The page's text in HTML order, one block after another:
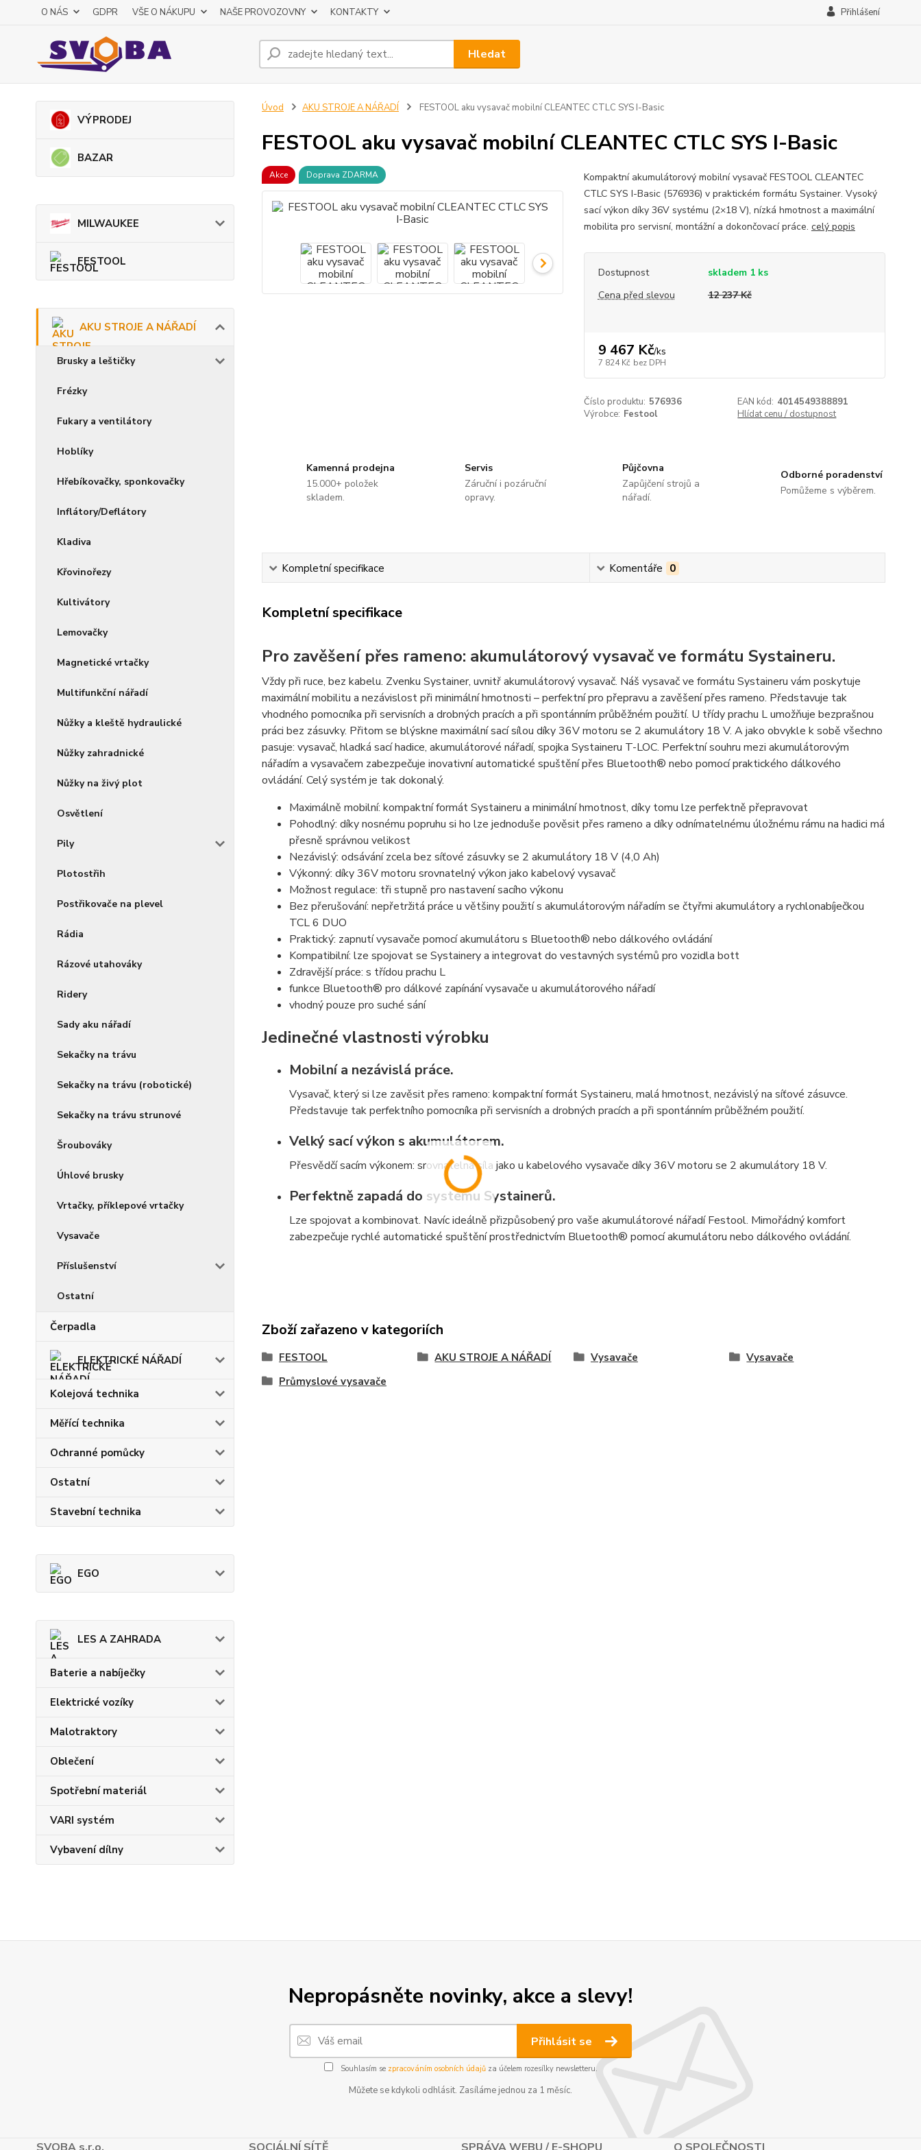
O NÁS GDPR VŠE O NÁKUPU NAŠE PROVOZOVNY KONTAKTY Přihlášení
Hledat
VÝPRODEJ
BAZAR
MILWAUKEE
FESTOOL
AKU STROJE A NÁŘADÍ
Brusky a leštičky
Frézky
Fukary a ventilátory
Hoblíky
Hřebíkovačky, sponkovačky
Inflátory/Deflátory
Kladiva
Křovinořezy
Kultivátory
Lemovačky
Magnetické vrtačky
Multifunkční nářadí
Nůžky a kleště hydraulické
Nůžky zahradnické
Nůžky na živý plot
Osvětlení
Pily
Plotostřih
Postřikovače na plevel
Rádia
Rázové utahováky
Ridery
Sady aku nářadí
Sekačky na trávu
Sekačky na trávu (robotické)
Sekačky na trávu strunové
Šroubováky
Úhlové brusky
Vrtačky, příklepové vrtačky
Vysavače
Příslušenství
Ostatní
Čerpadla
ELEKTRICKÉ NÁŘADÍ
Kolejová technika
Měřící technika
Ochranné pomůcky
Ostatní
Stavební technika
EGO
LES A ZAHRADA
Baterie a nabíječky
Elektrické vozíky
Malotraktory
Oblečení
Spotřební materiál
VARI systém
Vybavení dílny
Úvod AKU STROJE A NÁŘADÍ FESTOOL aku vysavač mobilní CLEANTEC CTLC SYS I-Basic
FESTOOL aku vysavač mobilní CLEANTEC CTLC SYS I-Basic
Akce Doprava ZDARMA
Kompaktní akumulátorový mobilní vysavač FESTOOL CLEANTEC
CTLC SYS I-Basic (576936) v praktickém formátu Systainer. Vysoký
sací výkon díky 36V systému (2×18 V), nízká hmotnost a maximální
mobilita pro servisní, montážní a dokončovací práce. celý popis
Dostupnost
skladem 1 ks
Cena před slevou
12 237 Kč
9 467 Kč/ks
7 824 Kč bez DPH
Číslo produktu: 576936 EAN kód: 4014549388891
Výrobce: Festool Hlídat cenu / dostupnost
Kamenná prodejna
15.000+ položek
skladem.
Servis
Záruční i pozáruční
opravy.
Půjčovna
Zapůjčení strojů a
nářadí.
Odborné poradenství
Pomůžeme s výběrem.
Kompletní specifikace Komentáře 0
Kompletní specifikace
Pro zavěšení přes rameno: akumulátorový vysavač ve formátu Systaineru.
Vždy při ruce, bez kabelu. Zvenku Systainer, uvnitř akumulátorový vysavač. Náš vysavač ve formátu Systaineru vám poskytuje
maximální mobilitu a nezávislost při minimální hmotnosti – perfektní pro přepravu a zavěšení přes rameno. Představuje tak
vhodného pomocníka při servisních a drobných pracích a při spontánním průběžném použití. U třídy prachu L umožňuje bezprašnou
práci bez zásuvky. Přitom se blýskne maximální sací sílou díky 36V motoru se 2 akumulátory 18 V. A jako obvykle k sobě všechno
pasuje: vysavač, hladká sací hadice, akumulátorové nářadí, spojka Systaineru T-LOC. Perfektní souhru mezi akumulátorovým
nářadím a vysavačem zabezpečuje inovativní automatické spuštění přes Bluetooth® nebo pomocí praktického dálkového
ovládání. Celý systém je tak dokonalý.
Maximálně mobilní: kompaktní formát Systaineru a minimální hmotnost, díky tomu lze perfektně přepravovat
Pohodlný: díky nosnému popruhu si ho lze jednoduše pověsit přes rameno a díky odnímatelnému úložnému rámu na hadici má
přesně správnou velikost
Nezávislý: odsávání zcela bez síťové zásuvky se 2 akumulátory 18 V (4,0 Ah)
Výkonný: díky 36V motoru srovnatelný výkon jako kabelový vysavač
Možnost regulace: tři stupně pro nastavení sacího výkonu
Bez přerušování: nepřetržitá práce u většiny použití s akumulátorovým nářadím se čtyřmi akumulátory a rychlonabíječkou
TCL 6 DUO
Praktický: zapnutí vysavače pomocí akumulátoru s Bluetooth® nebo dálkového ovládání
Kompatibilní: lze spojovat se Systainery a integrovat do vestavných systémů pro vozidla bott
Zdravější práce: s třídou prachu L
funkce Bluetooth® pro dálkové zapínání vysavače u akumulátorového nářadí
vhodný pouze pro suché sání
Jedinečné vlastnosti výrobku
Mobilní a nezávislá práce.
Vysavač, který si lze zavěsit přes rameno: kompaktní formát Systaineru, malá hmotnost, nezávislý na síťové zásuvce.
Představuje tak perfektního pomocníka při servisních a drobných pracích a při spontánním průběžném použití.
Velký sací výkon s akumulátorem.
Přesvědčí sacím výkonem: srovnatelná síla jako u kabelového vysavače díky 36V motoru se 2 akumulátory 18 V.
Perfektně zapadá do systému Systainerů.
Lze spojovat a kombinovat. Navíc ideálně přizpůsobený pro vaše akumulátorové nářadí Festool. Mimořádný komfort
zabezpečuje rychlé automatické spuštění prostřednictvím Bluetooth® pomocí akumulátoru nebo dálkového ovládání.
Zboží zařazeno v kategoriích
FESTOOL AKU STROJE A NÁŘADÍ Vysavače
Vysavače
Průmyslové vysavače
Nepropásněte novinky, akce a slevy!
Přihlásit se
Souhlasím se zpracováním osobních údajůza účelem rozesílky newsletteru.
Můžete se kdykoli odhlásit. Zasíláme jednou za 1 měsíc.